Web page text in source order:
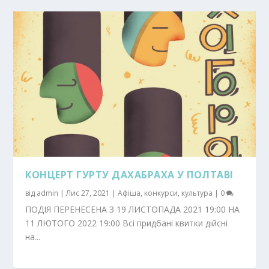
КОНЦЕРТ ГУРТУ ДАХАБРАХА У ПОЛТАВІ
від admin |Лис 27, 2021 |Афіша, конкурси, культура | 0
ПОДІЯ ПЕРЕНЕСЕНА З 19 ЛИСТОПАДА 2021 19:00 НА
11 ЛЮТОГО 2022 19:00 Всі придбані квитки дійсні
на...